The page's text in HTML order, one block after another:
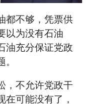
都不够，凭票供
以为没有石油
油充分保证党政
。
，不允许党政干
可能没有了，